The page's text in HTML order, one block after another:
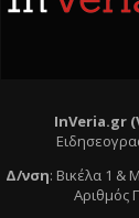
InVeria.gr
Δ/νση: Βικέλα 1 &
Αριθμός